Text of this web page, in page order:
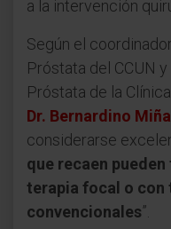
a la intervención
Según el
Próstata del CCUN
Próstata de la
Dr. Bernardino
considerarse
que recaen
terapia focal o
convencionales”.